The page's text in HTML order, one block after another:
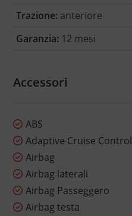
Trazione: anteriore
Garanzia: 12 mesi
Accessori
ABS
Adaptive Cruise Control
Airbag
Airbag laterali
Airbag Passeggero
Airbag testa